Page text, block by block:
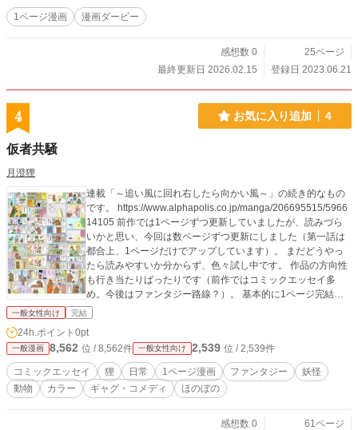
1ページ漫画 漫画ダービー
感想数 0
25ページ
最終更新日 2026.02.15
登録日 2023.06.21
4 お気に入り追加 4
仮者共騒
月澄狸
連載「～追い風に回れ右したら向かい風～」の続き的なもの
です。 https://www.alphapolis.co.jp/manga/206695515/5966
14105 前作では1ページずつ更新していましたが、読みづら
いかと思い、今回は数ページずつ更新にしました（第一話は
都合上、1ページだけでアップしています）。 まだどうやっ
たら読みやすいか分からず、色々試し中です。 作品の方向性
も行き当たりばったりです（前作ではコミックエッセイ多
め。今後はファンタジー路線？）。 基本的に1ページ完結で
す。たまに続き物っぽいのあり。 アメブロ・note・Xでも投
ist.html 【note】 https://note.com/mamimujina/m/mf1b549e5a
85e 【X】 https://twitter.com/tpHsmnVLlET4UKc
一般女性向け 完結
24h.ポイント 0pt
一般漫画 8,562 位 / 8,562件 一般女性向け 2,539 位 / 2,539件
コミックエッセイ 狸 日常 1ページ漫画 ファンタジー
妖怪
動物
カラー ギャグ・コメディ ほのぼの
感想数 0
61ページ